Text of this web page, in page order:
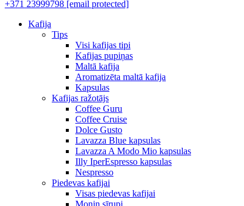
+371 23999798 [email protected]
Kafija
Tips
Visi kafijas tipi
Kafijas pupiņas
Maltā kafija
Aromatizēta maltā kafija
Kapsulas
Kafijas ražotājs
Coffee Guru
Coffee Cruise
Dolce Gusto
Lavazza Blue kapsulas
Lavazza A Modo Mio kapsulas
Illy IperEspresso kapsulas
Nespresso
Piedevas kafijai
Visas piedevas kafijai
Monin sīrupi